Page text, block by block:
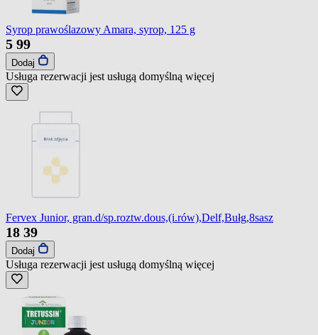
Syrop prawoślazowy Amara, syrop, 125 g
5 99
Dodaj
Usługa rezerwacji jest usługą domyślną więcej
Fervex Junior, gran.d/sp.roztw.dous,(i.rów),Delf,Bułg,8sasz
18 39
Dodaj
Usługa rezerwacji jest usługą domyślną więcej